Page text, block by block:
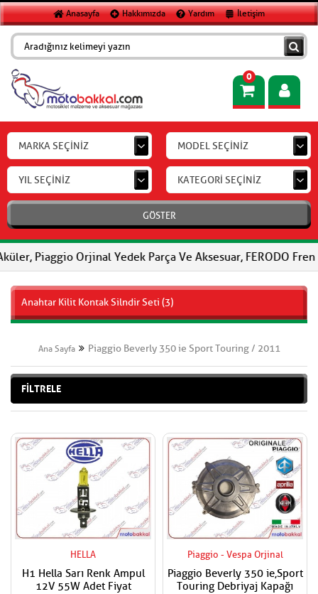
Anasayfa Hakkımızda Yardım İletişim
0
MARKA SEÇİNİZ MODEL SEÇİNİZ
YIL SEÇİNİZ KATEGORİ SEÇİNİZ
GÖSTER
Orjinal Yedek Parça Ve Aksesuar, FERODO Fren
Anahtar Kilit Kontak Silndir Seti (3)
Ana Sayfa Piaggio Beverly 350 ie Sport Touring / 2011
FİLTRELE
HELLA
H1 Hella Sarı Renk Ampul
12V 55W Adet Fiyat
Piaggio - Vespa Orjinal
Piaggio Beverly 350 ie,Sport
Touring Debriyaj Kapağı